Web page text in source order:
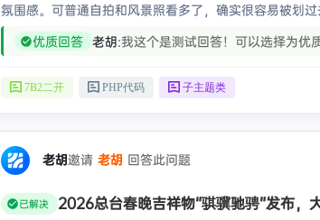
氛围感。可普通自拍和风景照看多了，确实很容易被划
3D 旅行打卡海报。 人物还是自己，但画面会变得更像
夜景、长城山峦、东京街头或巴黎咖啡馆…
优质回答 老胡:我这个是测试回答！可以选择为优
7B2二开 PHP代码 子主题类
老胡邀请 老胡 回答此问题
已解决 2026总台春晚吉祥物“骐骥驰骋”发布，